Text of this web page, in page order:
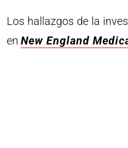
Los hallazgos de la
enNew England